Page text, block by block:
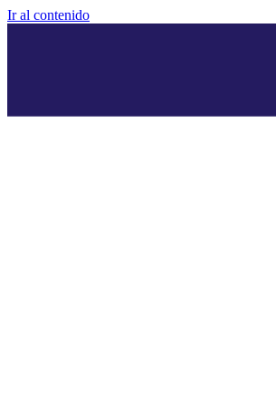
Ir al contenido